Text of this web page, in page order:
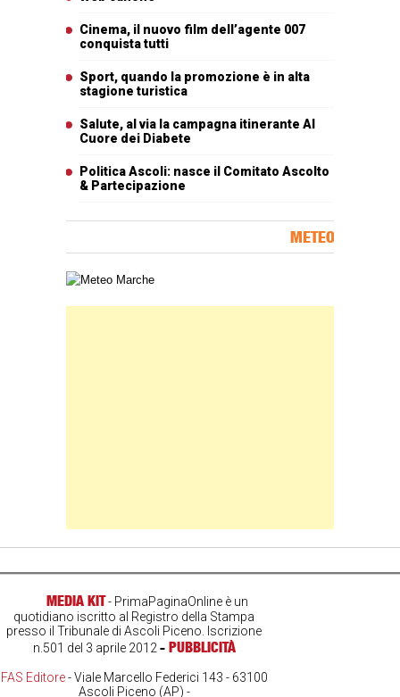
Cinema, il nuovo film dell’agente 007
conquista tutti
Sport, quando la promozione è in alta
stagione turistica
Salute, al via la campagna itinerante Al
Cuore dei Diabete
Politica Ascoli: nasce il Comitato Ascolto
& Partecipazione
METEO
Carta meteorologica delle Marche
MEDIA KIT- PrimaPaginaOnline è un
quotidiano iscritto al Registro della Stampa
presso il Tribunale di Ascoli Piceno. Iscrizione
n.501 del 3 aprile 2012- PUBBLICITÀ
FAS Editore- Viale Marcello Federici 143 - 63100
Ascoli Piceno (AP) -